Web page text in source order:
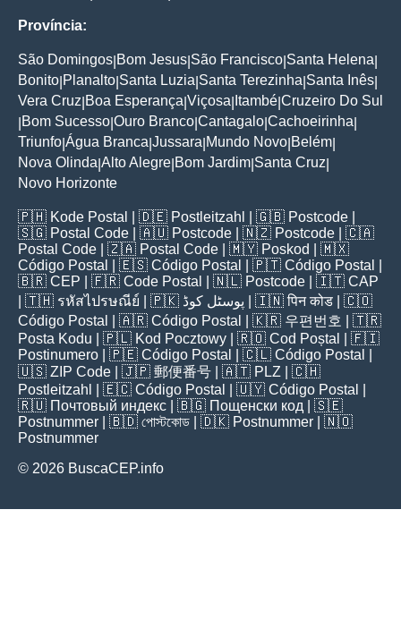
Província:
São Domingos Bom Jesus São Francisco Santa Helena
Bonito Planalto Santa Luzia Santa Terezinha Santa Inês
Vera Cruz Boa Esperança Viçosa Itambé Cruzeiro Do Sul
Bom Sucesso Ouro Branco Cantagalo Cachoeirinha
Triunfo Água Branca Jussara Mundo Novo Belém
Nova Olinda Alto Alegre Bom Jardim Santa Cruz
Novo Horizonte
🇵🇭 Kode Postal | 🇩🇪 Postleitzahl | 🇬🇧 Postcode
🇸🇬 Postal Code | 🇦🇺 Postcode | 🇳🇿 Postcode | 🇨🇦
Postal Code | 🇿🇦 Postal Code | 🇲🇾 Poskod
| 🇲🇽
Código Postal
| 🇪🇸 Código Postal | 🇵🇹 Código Postal
🇧🇷 CEP | 🇫🇷 Code Postal | 🇳🇱 Postcode | 🇮🇹 CAP
| 🇹🇭 รหัสไปรษณีย์ | 🇵🇰 پوسٹل کوڈ | 🇮🇳पिन कोड | 🇨🇴
Código Postal
| 🇦🇷 Código Postal | 🇰🇷 우편번호
| 🇹🇷
Posta Kodu | 🇵🇱 Kod Pocztowy | 🇷🇴 Cod Poștal
| 🇫🇮
Postinumero | 🇵🇪 Código Postal | 🇨🇱 Código Postal
🇺🇸 ZIP Code | 🇯🇵 郵便番号 | 🇦🇹 PLZ | 🇨🇭
Postleitzahl
| 🇪🇨 Código Postal | 🇺🇾 Código Postal
🇷🇺 Почтовый индекс | 🇧🇬 Пощенски код | 🇸🇪
Postnummer | 🇧🇩 পোস্টকোড | 🇩🇰 Postnummer | 🇳🇴
Postnummer
© 2026 BuscaCEP.info